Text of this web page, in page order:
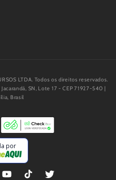
LTDA. Todos os direitos reservados.
SN, Lote 17 - CEP 71927-540 |
Brasil
por